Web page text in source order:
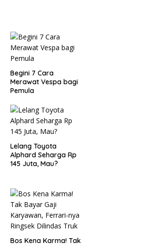
Begini 7 Cara
Merawat Vespa bagi
Pemula
Lelang Toyota
Alphard Seharga Rp
145 Juta, Mau?
Bos Kena Karma! Tak